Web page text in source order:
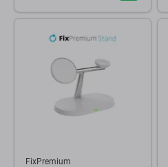
FixPremium